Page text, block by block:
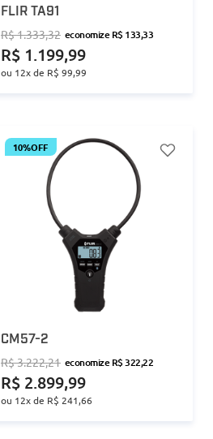
FLIR TA91
R$1.333,32 economizeR$133,33
R$ 1.199,99
ou 12x de R$ 99,99
10%OFF
CM57-2
R$3.222,21 economizeR$322,22
R$ 2.899,99
ou 12x de R$ 241,66